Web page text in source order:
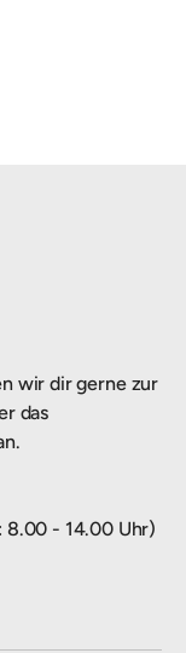
wir dir gerne zur
das
8.00 - 14.00 Uhr)